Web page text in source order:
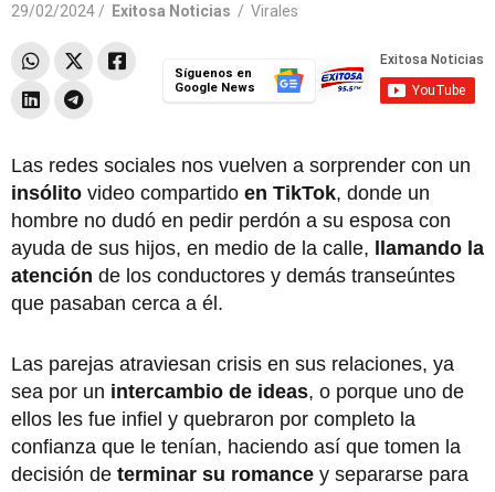
29/02/2024 / Exitosa Noticias / Virales
Síguenos en
Google News
Las redes sociales nos vuelven a sorprender con un
insólito video compartido en TikTok, donde un
hombre no dudó en pedir perdón a su esposa con
ayuda de sus hijos, en medio de la calle, llamando la
atención de los conductores y demás transeúntes
que pasaban cerca a él.
Las parejas atraviesan crisis en sus relaciones, ya
sea por un intercambio de ideas, o porque uno de
ellos les fue infiel y quebraron por completo la
confianza que le tenían, haciendo así que tomen la
decisión de terminar su romance y separarse para